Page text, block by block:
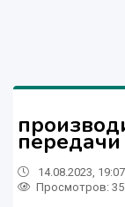
14.08.2023, 19:07
Просмотров: 35